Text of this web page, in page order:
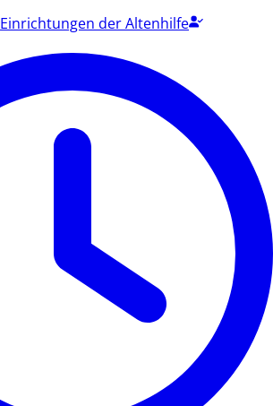
Einrichtungen der Altenhilfe